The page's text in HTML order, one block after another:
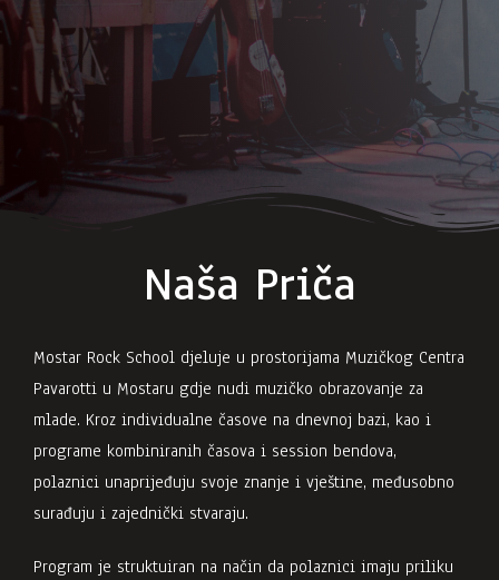
Naša Priča
Mostar Rock School djeluje u prostorijama Muzičkog Centra
Pavarotti u Mostaru gdje nudi muzičko obrazovanje za
mlade. Kroz individualne časove na dnevnoj bazi, kao i
programe kombiniranih časova i session bendova,
polaznici unaprijeđuju svoje znanje i vještine, međusobno
surađuju i zajednički stvaraju.
Program je struktuiran na način da polaznici imaju priliku